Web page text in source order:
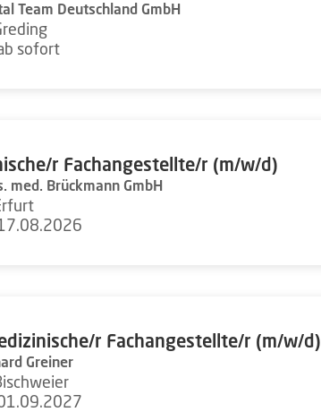
Team Deutschland GmbH
sofort
r Fachangestellte/r (m/w/d)
med. Brückmann GmbH
r Fachangestellte/r (m/w/d)
Greiner